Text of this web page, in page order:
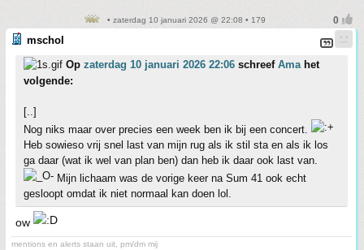
• zaterdag 10 januari 2026 @ 22:08 • 179
mschol
Op zaterdag 10 januari 2026 22:06 schreef Amahet
volgende:
[..]
Nog niks maar over precies een week ben ik bij een concert.
Heb sowieso vrij snel last van mijn rug als ik stil sta en als ik los
ga daar (wat ik wel van plan ben) dan heb ik daar ook last van.
Mijn lichaam was de vorige keer na Sum 41 ook echt
gesloopt omdat ik niet normaal kan doen lol.
ow
mentions en alerts staan uit, pm/dm mij